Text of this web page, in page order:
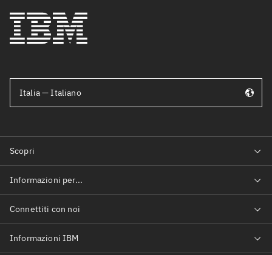
Italia — Italiano